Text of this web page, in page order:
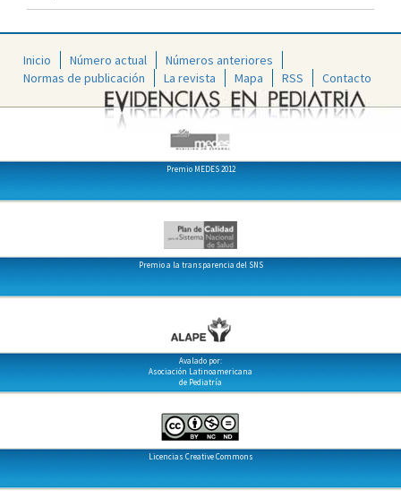
Inicio Número actual
Números anteriores
Normas de publicación
La revista Mapa RSS Contacto
Premio MEDES 2012
Premio a la transparencia del SNS
Avalado por:
Asociación Latinoamericana
de Pediatría
Licencias Creative Commons